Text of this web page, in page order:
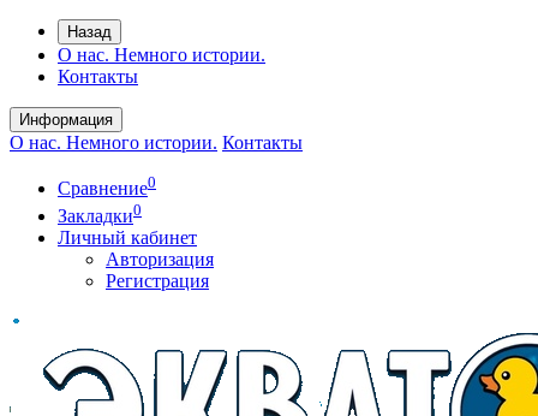
Назад
О нас. Немного истории.
Контакты
Информация
О нас. Немного истории. Контакты
Сравнение0
Закладки0
Личный кабинет
Авторизация
Регистрация